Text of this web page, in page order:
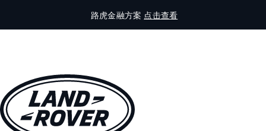
路虎金融方案 点击查看